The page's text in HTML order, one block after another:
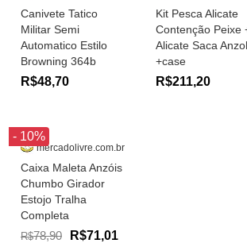
Canivete Tatico
Militar Semi
Automatico Estilo
Browning 364b
R$48,70
Kit Pesca Alicate
Contenção Peixe
Alicate Saca Anzol
+case
R$211,20
- 10%
mercadolivre.com.br
Caixa Maleta Anzóis
Chumbo Girador
Estojo Tralha
Completa
R$78,90 R$71,01